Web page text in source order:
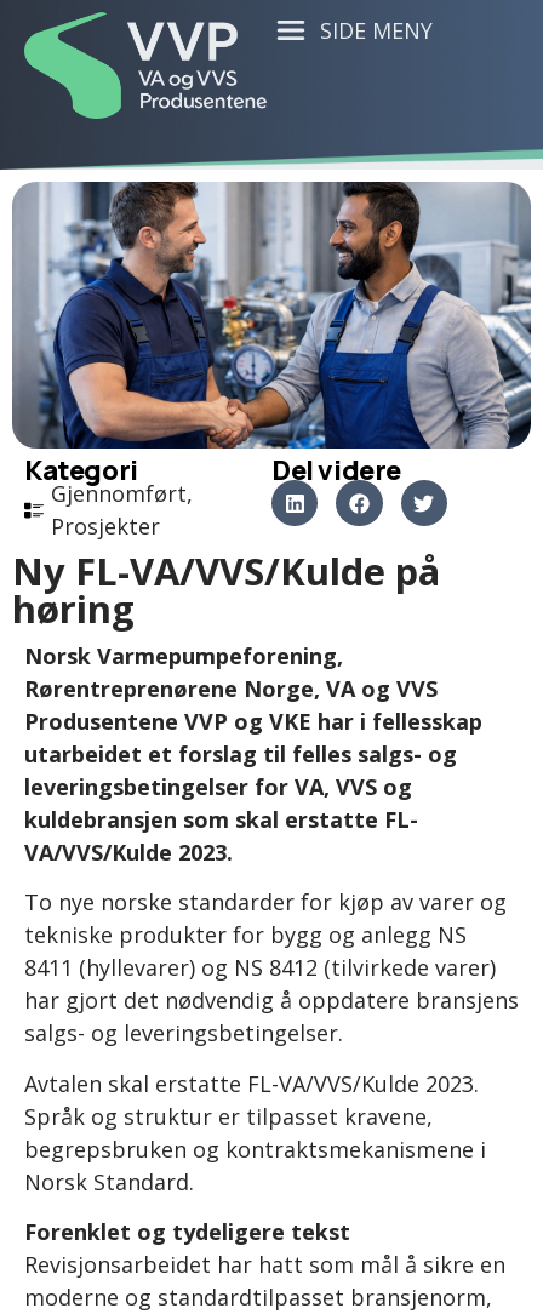
SIDE MENY
Kategori
Gjennomført,
Prosjekter
Del videre
Ny FL-VA/VVS/Kulde på
høring
Norsk Varmepumpeforening,
Rørentreprenørene Norge, VA og VVS
Produsentene VVP og VKE har i fellesskap
utarbeidet et forslag til felles salgs- og
leveringsbetingelser for VA, VVS og
kuldebransjen som skal erstatte FL-
VA/VVS/Kulde 2023.
To nye norske standarder for kjøp av varer og
tekniske produkter for bygg og anlegg NS
8411 (hyllevarer) og NS 8412 (tilvirkede varer)
har gjort det nødvendig å oppdatere bransjens
salgs- og leveringsbetingelser.
Avtalen skal erstatte FL-VA/VVS/Kulde 2023.
Språk og struktur er tilpasset kravene,
begrepsbruken og kontraktsmekanismene i
Norsk Standard.
Forenklet og tydeligere tekst
Revisjonsarbeidet har hatt som mål å sikre en
moderne og standardtilpasset bransjenorm,